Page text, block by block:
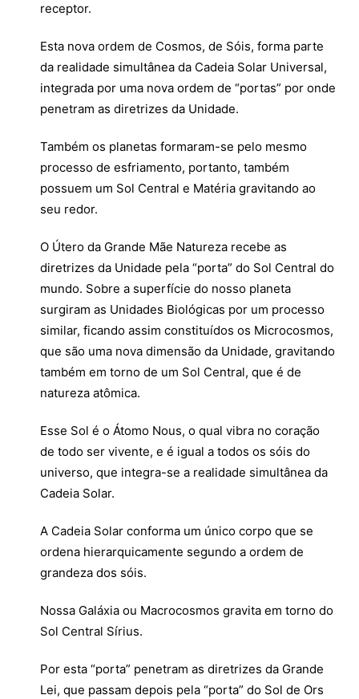
receptor.
Esta nova ordem de Cosmos, de Sóis, forma parte
da realidade simultânea da Cadeia Solar Universal,
integrada por uma nova ordem de “portas” por onde
penetram as diretrizes da Unidade.
Também os planetas formaram-se pelo mesmo
processo de esfriamento, portanto, também
possuem um Sol Central e Matéria gravitando ao
seu redor.
O Útero da Grande Mãe Natureza recebe as
diretrizes da Unidade pela “porta” do Sol Central do
mundo. Sobre a superfície do nosso planeta
surgiram as Unidades Biológicas por um processo
similar, ficando assim constituídos os Microcosmos,
que são uma nova dimensão da Unidade, gravitando
também em torno de um Sol Central, que é de
natureza atômica.
Esse Sol é o Átomo Nous, o qual vibra no coração
de todo ser vivente, e é igual a todos os sóis do
universo, que integra-se a realidade simultânea da
Cadeia Solar.
A Cadeia Solar conforma um único corpo que se
ordena hierarquicamente segundo a ordem de
grandeza dos sóis.
Nossa Galáxia ou Macrocosmos gravita em torno do
Sol Central Sírius.
Por esta “porta” penetram as diretrizes da Grande
Lei, que passam depois pela “porta” do Sol de Ors